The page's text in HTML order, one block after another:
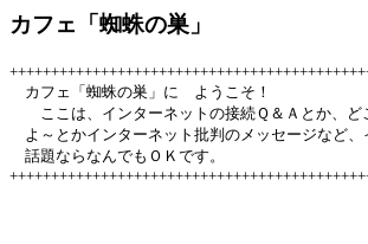
カフェ「蜘蛛の巣」
カフェ「蜘蛛の巣」に ようこそ！
ここは、インターネットの接続Ｑ＆Ａとか、ど
よ～とかインターネット批判のメッセージなど、
話題ならなんでもＯＫです。